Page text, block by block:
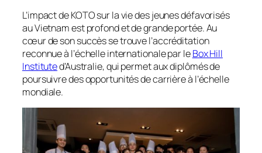
L’impact de KOTO sur la vie des jeunes défavorisés
au Vietnam est profond et de grande portée. Au
cœur de son succès se trouve l’accréditation
reconnue à l’échelle internationale par leBox Hill
Instituted’Australie, qui permet aux diplômés de
poursuivre des opportunités de carrière à l’échelle
mondiale.